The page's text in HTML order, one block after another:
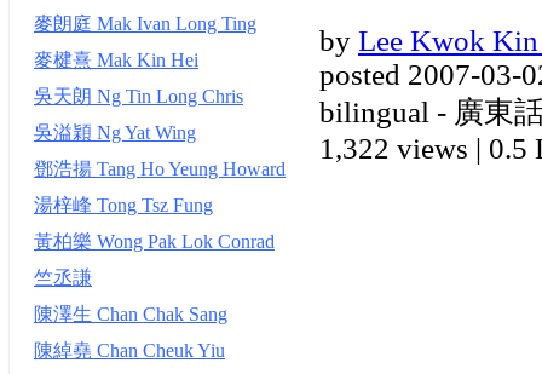
by Lee Kwok
posted 2007-03-
bilingual - 廣東
1,322 views | 0.5
麥朗庭 Mak Ivan Long Ting
麥楗熹 Mak Kin Hei
吳天朗 Ng Tin Long Chris
吳溢穎 Ng Yat Wing
鄧浩揚 Tang Ho Yeung Howard
湯梓峰 Tong Tsz Fung
黃柏樂 Wong Pak Lok Conrad
竺丞謙
陳澤生 Chan Chak Sang
陳綽堯 Chan Cheuk Yiu